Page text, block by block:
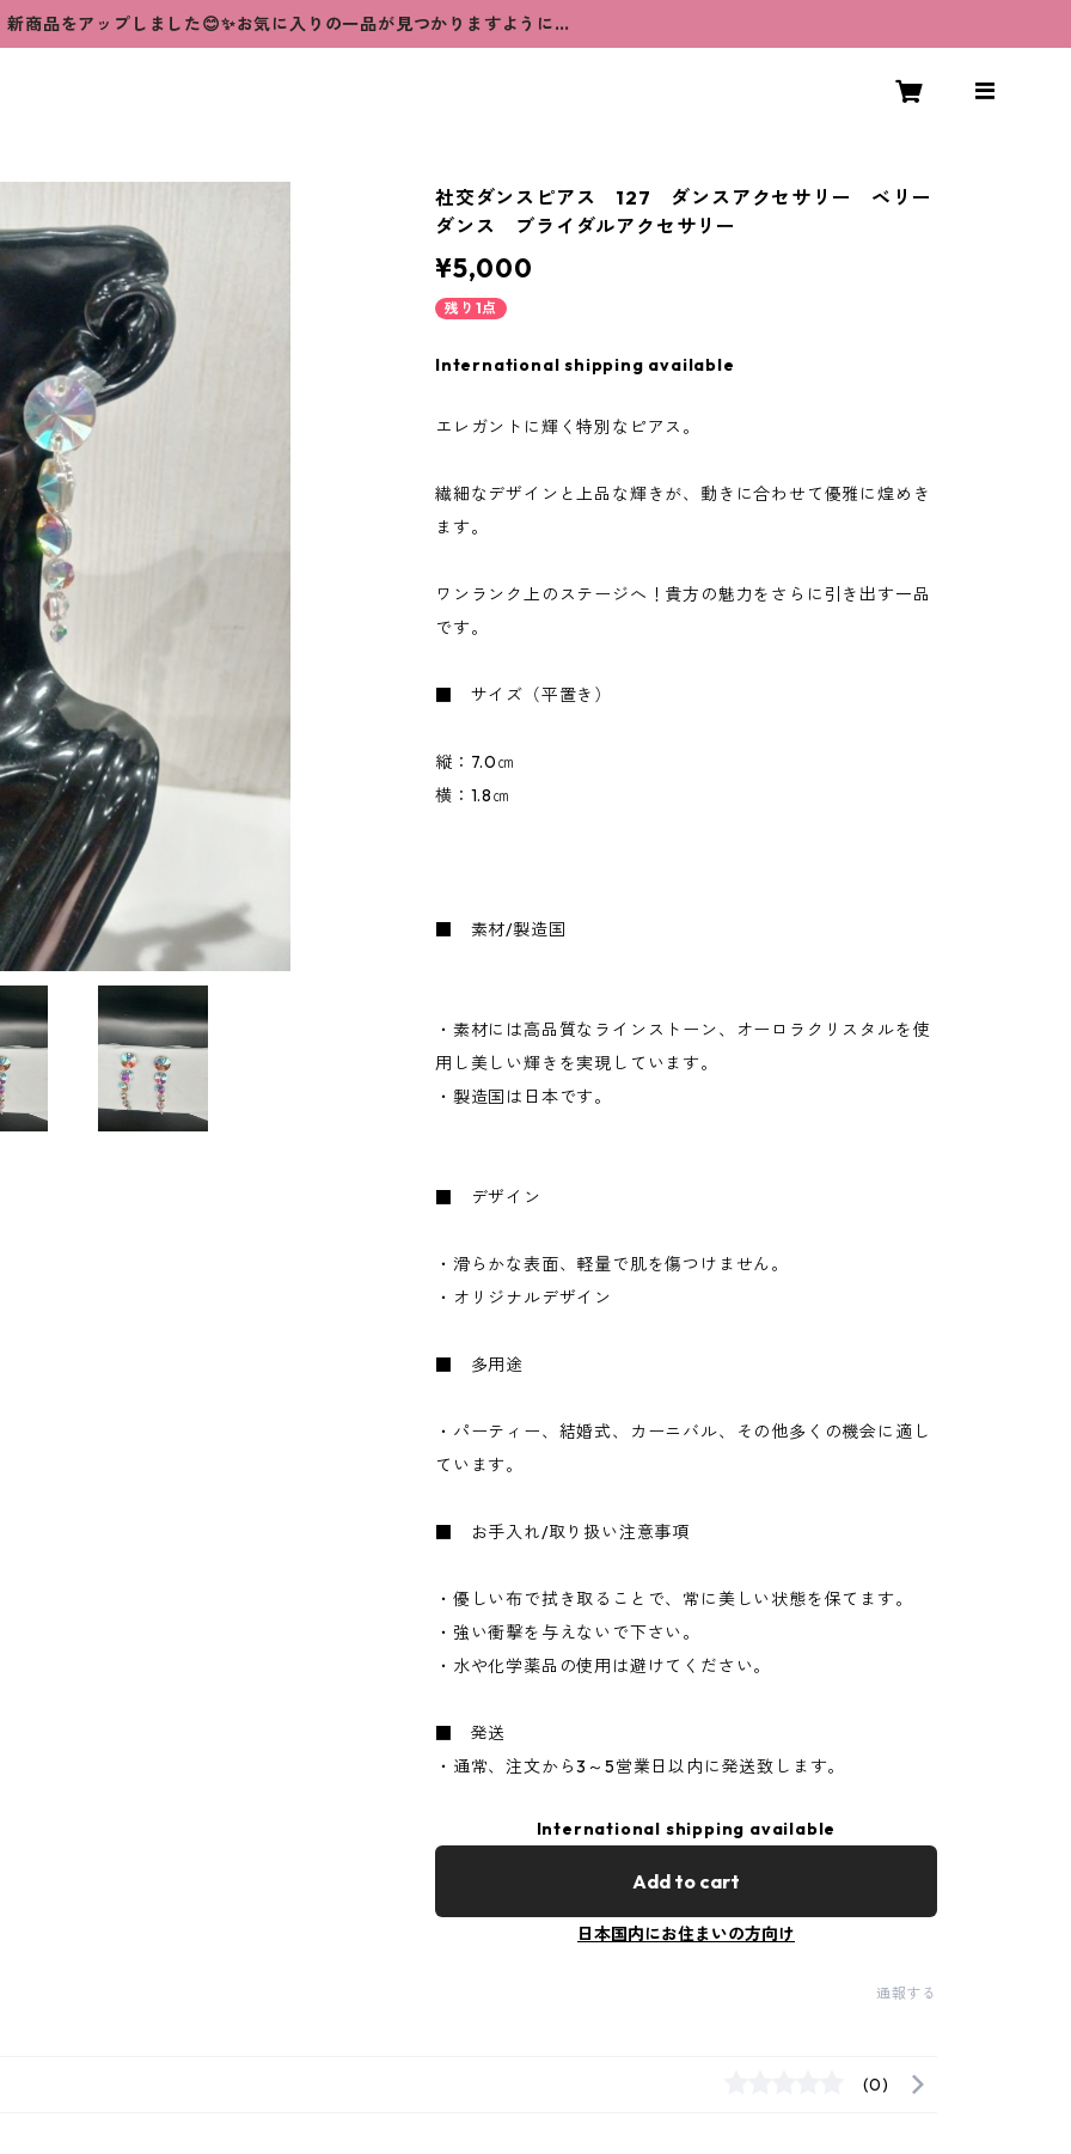
新商品をアップしました😊✨お気に入りの一品が見つかりますように…
社交ダンスピアス 127 ダンスアクセサリー ベリー
ダンス ブライダルアクセサリー
¥5,000
残り1点
International shipping available
エレガントに輝く特別なピアス。
繊細なデザインと上品な輝きが、動きに合わせて優雅に煌めき
ます。
ワンランク上のステージへ！貴方の魅力をさらに引き出す一品
です。
■ サイズ（平置き）
縦：7.0㎝
横：1.8㎝
■ 素材/製造国
・素材には高品質なラインストーン、オーロラクリスタルを使
用し美しい輝きを実現しています。
・製造国は日本です。
■ デザイン
・滑らかな表面、軽量で肌を傷つけません。
・オリジナルデザイン
■ 多用途
・パーティー、結婚式、カーニバル、その他多くの機会に適し
ています。
■ お手入れ/取り扱い注意事項
・優しい布で拭き取ることで、常に美しい状態を保てます。
・強い衝撃を与えないで下さい。
・水や化学薬品の使用は避けてください。
■ 発送
・通常、注文から3～5営業日以内に発送致します。
International shipping available
Add to cart
日本国内にお住まいの方向け
通報する
(0)